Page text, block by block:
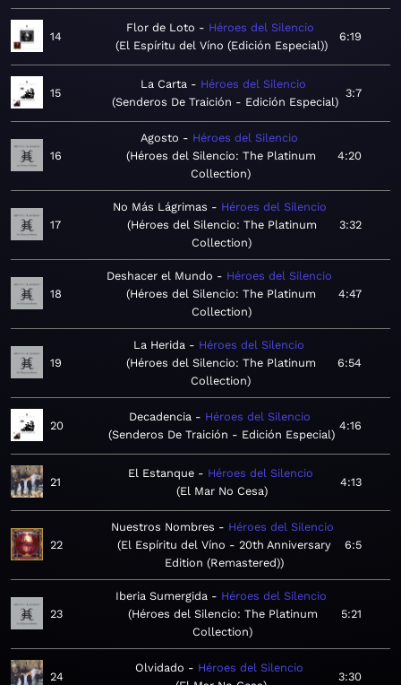
14
Flor de Loto
Héroes del Silencio
El Espíritu del Víno (Edición Especial)
6:19
15
La Carta
Héroes del Silencio
Senderos De Traición - Edición Especial
3:7
16
Agosto
Héroes del Silencio
Héroes del Silencio: The Platinum
Collection
4:20
17
No Más Lágrimas
Héroes del Silencio
Héroes del Silencio: The Platinum
Collection
3:32
18
Deshacer el Mundo
Héroes del Silencio
Héroes del Silencio: The Platinum
Collection
4:47
19
La Herida
Héroes del Silencio
Héroes del Silencio: The Platinum
Collection
6:54
20
Decadencia
Héroes del Silencio
Senderos De Traición - Edición Especial
4:16
21
El Estanque
Héroes del Silencio
El Mar No Cesa
4:13
22
Nuestros Nombres
Héroes del Silencio
El Espíritu del Víno - 20th Anniversary
Edition (Remastered)
6:5
23
Iberia Sumergida
Héroes del Silencio
Héroes del Silencio: The Platinum
Collection
5:21
24
Olvidado
Héroes del Silencio
3:30